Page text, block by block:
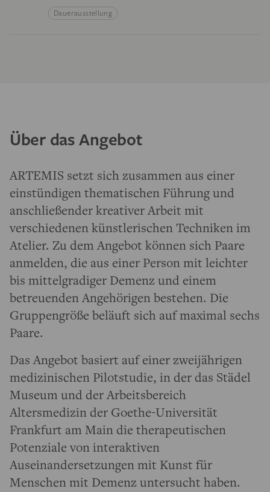
Dauerausstellung
Über das Angebot
ARTEMIS setzt sich zusammen aus einer
einstündigen thematischen Führung und
anschließender kreativer Arbeit mit
verschiedenen künstlerischen Techniken im
Atelier. Zu dem Angebot können sich Paare
anmelden, die aus einer Person mit leichter
bis mittelgradiger Demenz und einem
betreuenden Angehörigen bestehen. Die
Gruppengröße beläuft sich auf maximal sechs
Paare.
Das Angebot basiert auf einer zweijährigen
medizinischen Pilotstudie, in der das Städel
Museum und der Arbeitsbereich
Altersmedizin der Goethe-Universität
Frankfurt am Main die therapeutischen
Potenziale von interaktiven
Auseinandersetzungen mit Kunst für
Menschen mit Demenz untersucht haben.